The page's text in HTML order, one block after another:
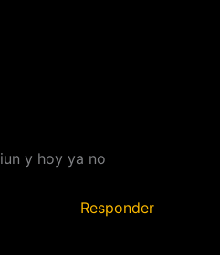
y hoy ya no
Responder